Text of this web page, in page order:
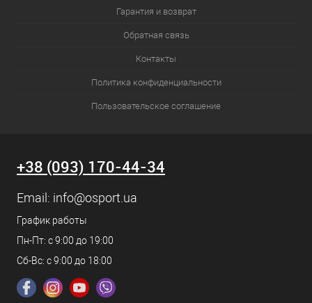
Гарантия и возврат
Обратная связь
Контакты
Политика конфиденциальности
Пользовательское соглашение
+38 (093) 170-44-34
Email: info@osport.ua
График работы
Пн-Пт: с 9:00 до 19:00
Сб-Вс: с 9:00 до 18:00